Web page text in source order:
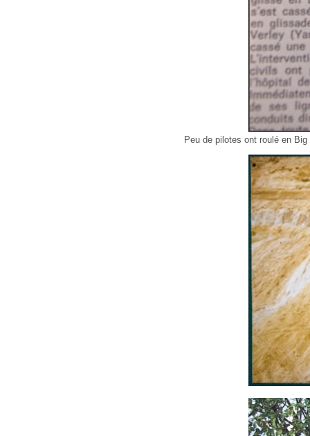
Peu de pilotes ont roulé en